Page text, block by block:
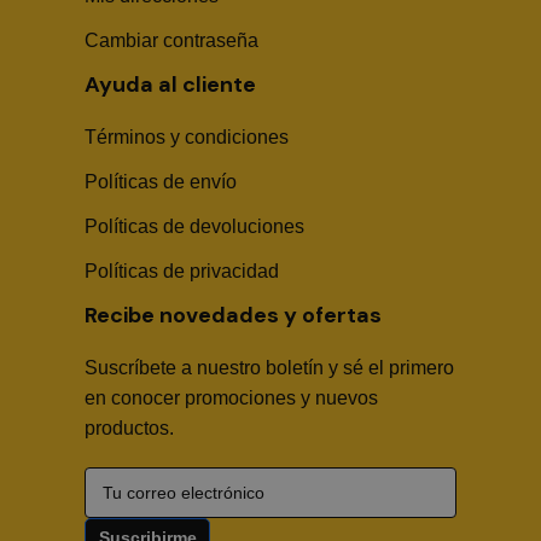
Cambiar contraseña
Ayuda al cliente
Términos y condiciones
Políticas de envío
Políticas de devoluciones
Políticas de privacidad
Recibe novedades y ofertas
Suscríbete a nuestro boletín y sé el primero
en conocer promociones y nuevos
productos.
Sika Center AI
🤖
¿Necesitas asesoría técnica, fichas en PDF o buscas
algún producto?